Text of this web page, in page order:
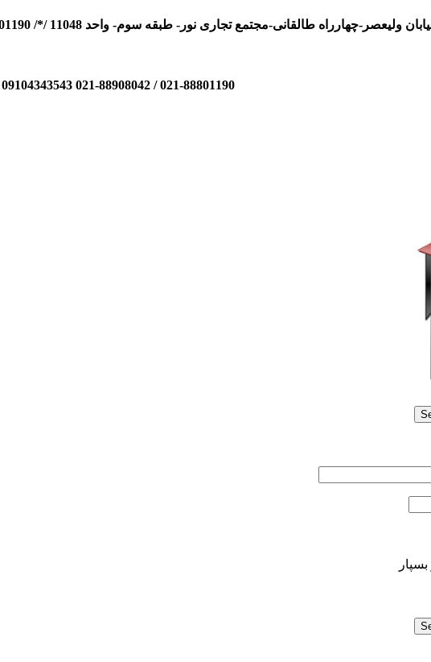
ولیعصر-چهارراه طالقانی-مجتمع تجاری نور- طبقه سوم- واحد 11048 /*/ 02188801190 / 02188908042 / 09104343543 / 09101115862
021-88801190 / 021-88908042 09104343543 / 09101115862